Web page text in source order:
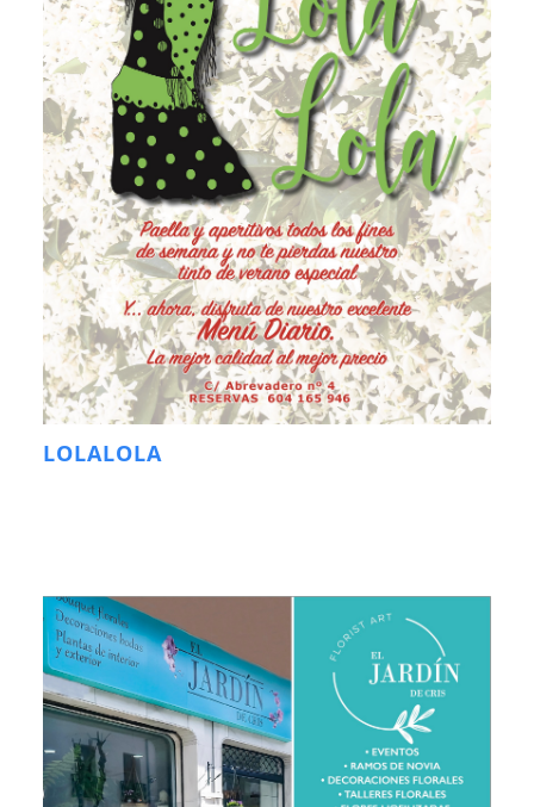
LOLALOLA